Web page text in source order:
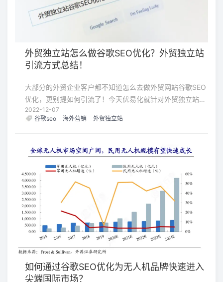
外贸独立站怎么做谷歌SEO优化？外贸独立站
引流方式总结！
大部分的外贸企业客户都不知道怎么去做外贸网站谷歌SEO
优化，更别提如何引流了！今天优易化就针对外贸独立站如
何做谷歌SEO优化以及外贸独立站如何引流这一问题来做下
讲解。
2022-12-07
谷歌seo
海外营销 外贸独立站
如何通过谷歌SEO优化为无人机品牌快速进入
尖端国际市场？